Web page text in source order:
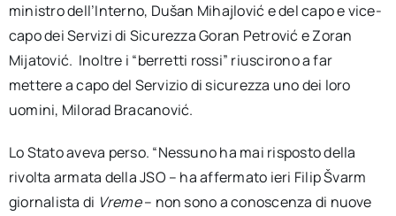
ministro dell’Interno, Dušan Mihajlović e del capo e vice-
capo dei Servizi di Sicurezza Goran Petrović e Zoran
Mijatović. Inoltre i “berretti rossi” riuscirono a far
mettere a capo del Servizio di sicurezza uno dei loro
uomini, Milorad Bracanović.
Lo Stato aveva perso. “Nessuno ha mai risposto della
rivolta armata della JSO – ha affermato ieri Filip Švarm
giornalista di Vreme– non sono a conoscenza di nuove